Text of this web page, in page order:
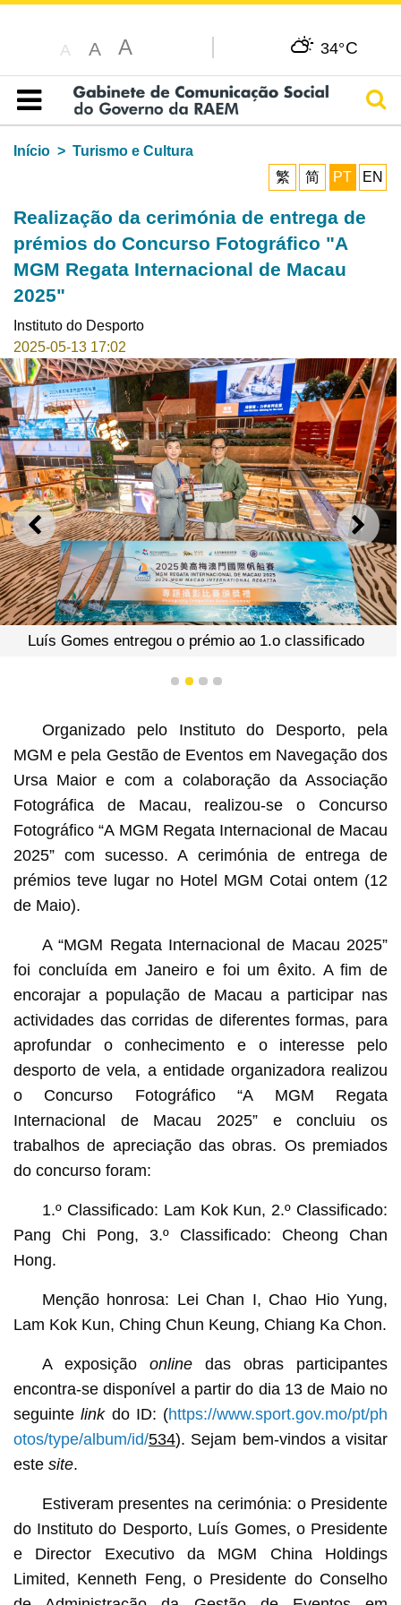
A A A 34°C
Índice
Início
Turismo e Cultura
繁
简 PT EN
Realização da cerimónia de entrega de
prémios do Concurso Fotográfico "A
MGM Regata Internacional de Macau
2025"
Instituto do Desporto
2025-05-13 17:02
ANTERIOR
Luís Gomes entregou o prémio ao 1.o classificado
1 2 3 4
Organizado pelo Instituto do Desporto, pela
MGM e pela Gestão de Eventos em Navegação dos
Ursa Maior e com a colaboração da Associação
Fotográfica de Macau, realizou-se o Concurso
Fotográfico “A MGM Regata Internacional de Macau
2025” com sucesso. A cerimónia de entrega de
prémios teve lugar no Hotel MGM Cotai ontem (12
de Maio).
A “MGM Regata Internacional de Macau 2025”
foi concluída em Janeiro e foi um êxito. A fim de
encorajar a população de Macau a participar nas
actividades das corridas de diferentes formas, para
aprofundar o conhecimento e o interesse pelo
desporto de vela, a entidade organizadora realizou
o Concurso Fotográfico “A MGM Regata
Internacional de Macau 2025” e concluiu os
trabalhos de apreciação das obras. Os premiados
do concurso foram:
1.º Classificado: Lam Kok Kun, 2.º Classificado:
Pang Chi Pong, 3.º Classificado: Cheong Chan
Hong.
Menção honrosa: Lei Chan I, Chao Hio Yung,
Lam Kok Kun, Ching Chun Keung, Chiang Ka Chon.
A exposição onlinedas obras participantes
encontra-se disponível a partir do dia 13 de Maio no
seguintelinkdo ID: (https://www.sport.gov.mo/pt/ph
otos/type/album/id/534). Sejam bem-vindos a visitar
este site.
Estiveram presentes na cerimónia: o Presidente
do Instituto do Desporto, Luís Gomes, o Presidente
e Director Executivo da MGM China Holdings
Limited, Kenneth Feng, o Presidente do Conselho